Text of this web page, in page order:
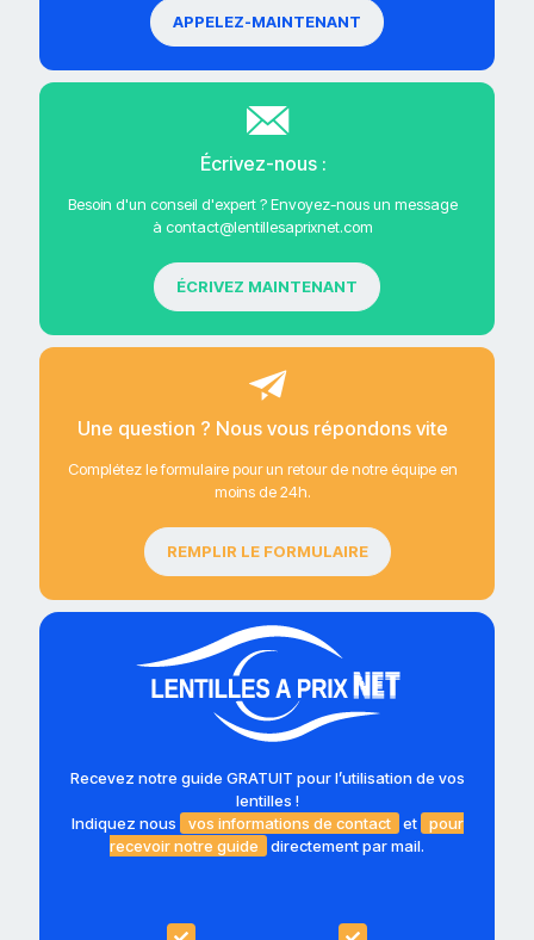
APPELEZ-MAINTENANT
Écrivez-nous :
Besoin d'un conseil d'expert ? Envoyez-nous un message
à contact@lentillesaprixnet.com
ÉCRIVEZ MAINTENANT
Une question ? Nous vous répondons vite
Complétez le formulaire pour un retour de notre équipe en
moins de 24h.
REMPLIR LE FORMULAIRE
Recevez notre guide GRATUIT pour l’utilisation de vos
lentilles !
Indiquez nous
vos informations de contact et
pour
recevoir notre guide
directement par mail.